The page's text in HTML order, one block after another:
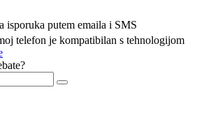
isporuka putem emaila i SMS
telefon je kompatibilan s tehnologijom